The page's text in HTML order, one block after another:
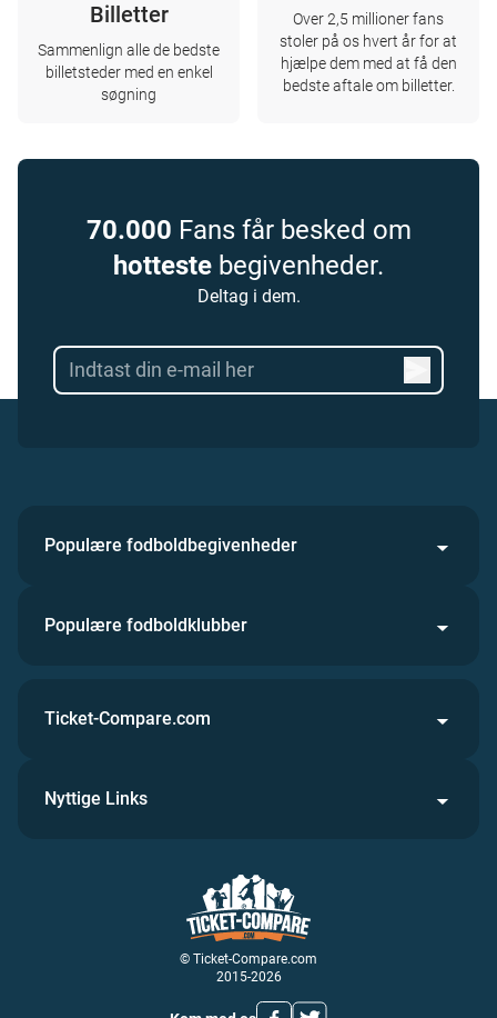
Billetter
Sammenlign alle de bedste
billetsteder med en enkel
søgning
Over 2,5 millioner fans
stoler på os hvert år for at
hjælpe dem med at få den
bedste aftale om billetter.
70.000 Fans får besked om
hotteste begivenheder.
Deltag i dem.
Populære fodboldbegivenheder
Populære fodboldklubber
© Ticket-Compare.com
2015-2026
Ticket-Compare.com
Nyttige Links